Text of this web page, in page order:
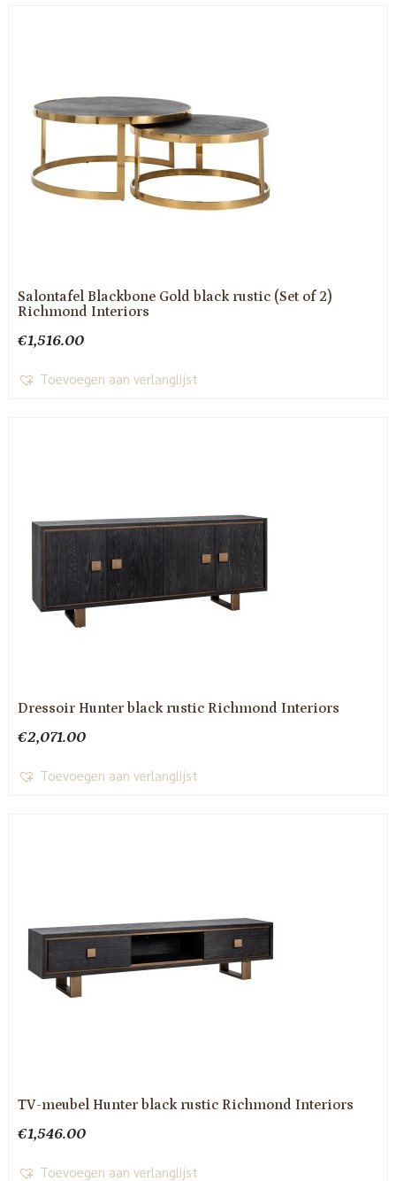
Salontafel Blackbone Gold black rustic (Set of 2)
Richmond Interiors
€1,516.00
Toevoegen aan verlanglijst
Dressoir Hunter black rustic Richmond Interiors
€2,071.00
Toevoegen aan verlanglijst
TV-meubel Hunter black rustic Richmond Interiors
€1,546.00
Toevoegen aan verlanglijst